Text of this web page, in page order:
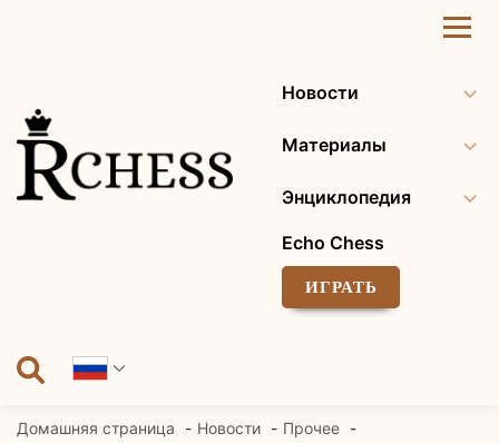
Новости
Материалы
Энциклопедия
Echo Chess
ИГРАТЬ
Домашняя страница Новости
Прочее